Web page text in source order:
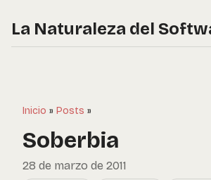
La Naturaleza del
Inicio » Posts »
Soberbia
28 de marzo de 2011